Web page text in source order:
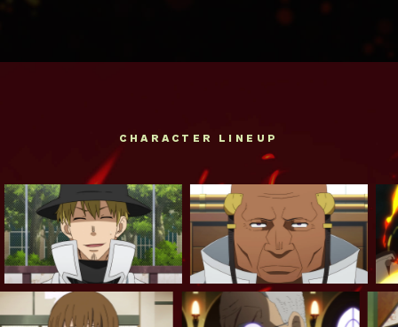
CHARACTER LINEUP